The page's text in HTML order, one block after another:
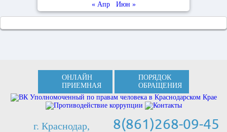
« Апр
Июн »
ОНЛАЙН
ПРИЕМНАЯ
ПОРЯДОК
ОБРАЩЕНИЯ
г. Краснодар, 8(861)268-09-45